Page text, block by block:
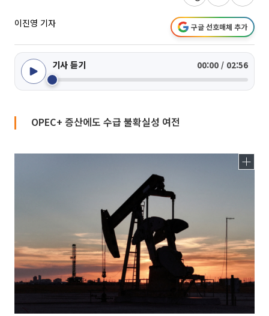
이진영 기자 구글 선호매체 추가
기사 듣기 00:00 / 02:56
OPEC+ 증산에도 수급 불확실성 여전